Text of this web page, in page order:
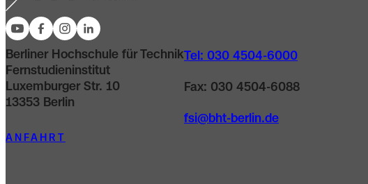
Berliner Hochschule für Technik
Fernstudieninstitut
Luxemburger Str. 10
13353 Berlin
Tel: 030 4504-6000
Fax: 030 4504-6088
fsi@bht-berlin.de
ANFAHRT